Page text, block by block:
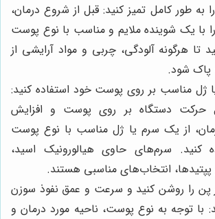
طور کامل تمیز کنید: قبل از شروع درمان،
با یک شوینده ملایم و مناسب با نوع پوست
تا هرگونه آلودگی، چربی و مواد آرایشی از
شود.
ژل مناسب بر روی پوست خود استفاده کنید:
حرکت دستگاه بر روی پوست و افزایش
از یک سرم یا ژل مناسب با نوع پوست
کنید. سرم‌های حاوی هیالورونیک اسید،
پن را روشن کنید و سرعت و عمق نفوذ سوزن
با توجه به نوع پوست، ناحیه مورد درمان و